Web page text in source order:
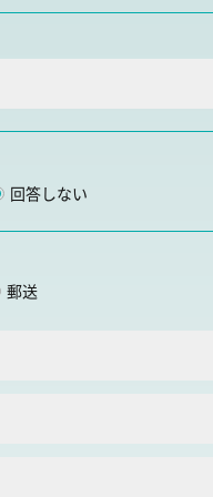
回答しない
郵送